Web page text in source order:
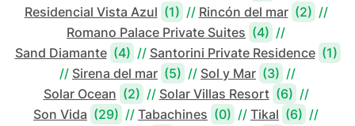
Residencial Vista Azul (1) // Rincón del mar (2) //
Romano Palace Private Suites (4) //
Sand Diamante (4) // Santorini Private Residence (1)
// Sirena del mar (5) // Sol y Mar (3) //
Solar Ocean (2) // Solar Villas Resort (6) //
Son Vida (29) // Tabachines (0) // Tikal (6) //